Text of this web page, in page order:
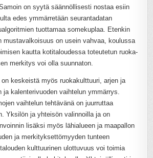
on syytä säännöllisesti nostaa esiin
edes ymmärretään seurantadatan
tuottamaa somekuplaa. Etenkin
mustavalkoisuus on usein vahvaa, koulussa
kautta kotitaloudessa toteutetun ruoka-
merkitys voi olla suunnaton.
keskeistä myös ruokakulttuuri, arjen ja
ja kalenterivuoden vaihtelun ymmärrys.
vaihtelun tehtävänä on juurruttaa
Yksilön ja yhteisön valinnoilla ja on
lisäksi myös lähialueen ja maapallon
ja merkityksettömyyden tunteen
kulttuurinen ulottuvuus voi toimia